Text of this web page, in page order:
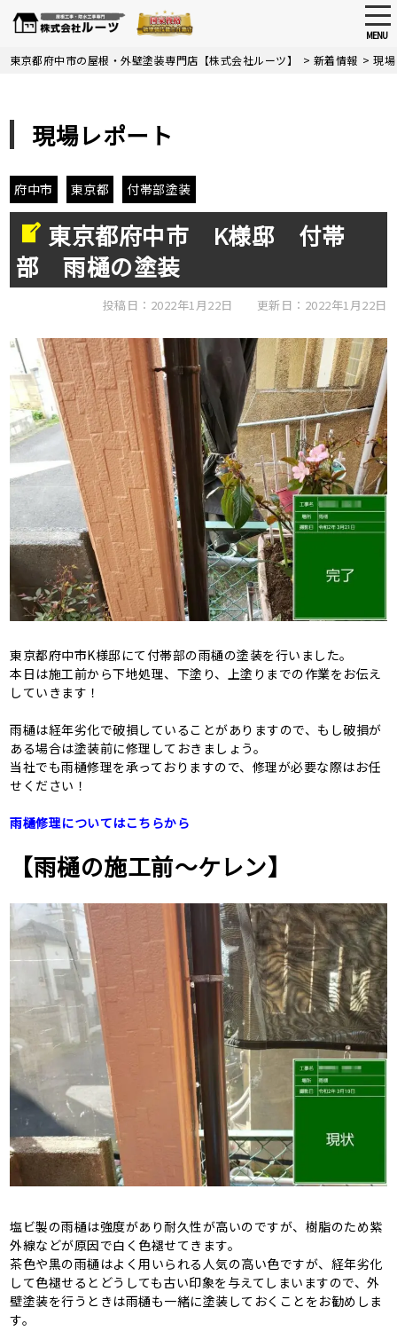
Skip
MENU
東京都府中市の屋根・外壁塗装専門店【株式会社ルーツ】 > 新着情報 >現
現場レポート
府中市 東京都 付帯部塗装
東京都府中市 K様邸 付帯
部 雨樋の塗装
投稿日：2022年1月22日 更新日：2022年1月22日
東京都府中市K様邸にて付帯部の雨樋の塗装を行いました。
本日は施工前から下地処理、下塗り、上塗りまでの作業をお伝え
していきます！
雨樋は経年劣化で破損していることがありますので、もし破損が
ある場合は塗装前に修理しておきましょう。
当社でも雨樋修理を承っておりますので、修理が必要な際はお任
せください！
雨樋修理についてはこちらから
【雨樋の施工前〜ケレン】
塩ビ製の雨樋は強度があり耐久性が高いのですが、樹脂のため紫
外線などが原因で白く色褪せてきます。
茶色や黒の雨樋はよく用いられる人気の高い色ですが、経年劣化
して色褪せるとどうしても古い印象を与えてしまいますので、外
壁塗装を行うときは雨樋も一緒に塗装しておくことをお勧めしま
す。